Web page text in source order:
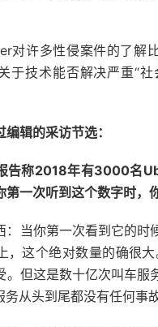
对许多性侵案件的了解
于技术能否解决严重“社
辑的采访节选：
告称2018年有3000名
第一次听到这个数字时，
：当你第一次看到它的时
，这个绝对数量的确很
。但这是数十亿次叫车服
从头到尾都没有任何事故